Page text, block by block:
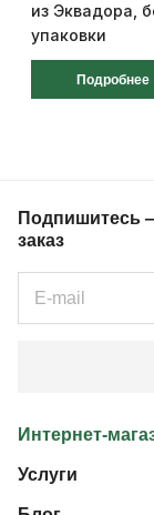
из Эквадора,
упаковки
Подробнее
Подпишитесь
заказ
Интернет-
Услуги